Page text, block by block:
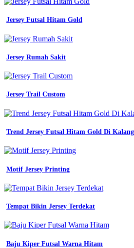
Jersey Futsal Hitam Gold
Jersey Rumah Sakit
Jersey Trail Custom
Trend Jersey Futsal Hitam Gold Di
Motif Jersey Printing
Tempat Bikin Jersey Terdekat
Baju Kiper Futsal Warna Hitam